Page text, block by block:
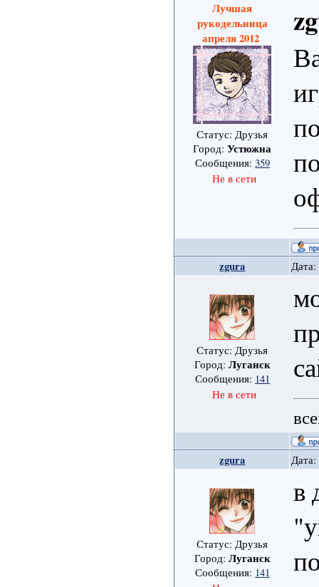
Лучшая
рукодельница
апреля 2012
Статус: Друзья
Город:Устюжна
Сообщения: 359
Не в сети
zgura Дата:
Статус: Друзья
Город: Луганск
Сообщения: 141
Не в сети
zgura
Статус: Друзья
Город: Луганск
Сообщения: 141
в